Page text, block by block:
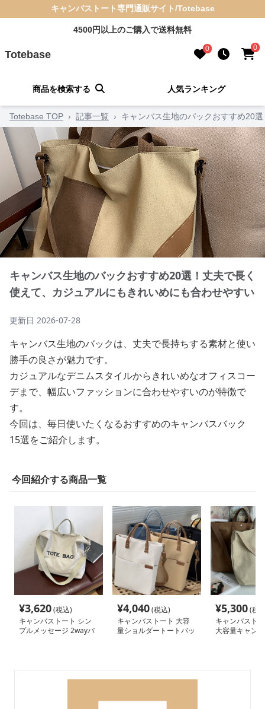
キャンバストート専門通販サイト/Totebase
4500円以上のご購入で送料無料
Totebase 0 0
商品を検索する 人気ランキング
Totebase TOP › 記事一覧 › キャンバス生地のバックおすすめ20
キャンバス生地のバックおすすめ20選！丈夫で長く
使えて、カジュアルにもきれいめにも合わせやすい
更新日 2026-07-28
キャンバス生地のバックは、丈夫で長持ちする素材と使い
勝手の良さが魅力です。
カジュアルなデニムスタイルからきれいめなオフィスコー
デまで、幅広いファッションに合わせやすいのが特徴で
す。
今回は、毎日使いたくなるおすすめのキャンバスバック
15選をご紹介します。
今回紹介する商品一覧
¥3,620(税込)
キャンバストート シン
プルメッセージ 2wayバ
¥4,040(税込)
キャンバストート 大容
量ショルダートートバッ
¥5,300(税
キャンバスト
大容量キャン